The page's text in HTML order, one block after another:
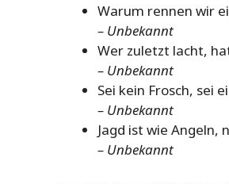
Warum rennen wir
– Unbekannt
Wer zuletzt lacht,
– Unbekannt
Sei kein Frosch, sei
– Unbekannt
Jagd ist wie Angeln,
– Unbekannt